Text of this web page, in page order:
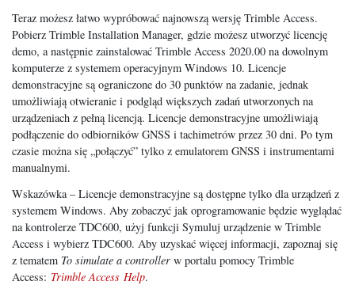
Teraz możesz łatwo wypróbować najnowszą wersję Trimble Access.
Pobierz Trimble Installation Manager, gdzie możesz utworzyć licencję
demo, a następnie zainstalować Trimble Access 2020.00 na dowolnym
komputerze z systemem operacyjnym Windows 10. Licencje
demonstracyjne są ograniczone do 30 punktów na zadanie, jednak
umożliwiają otwieranie i podgląd większych zadań utworzonych na
urządzeniach z pełną licencją. Licencje demonstracyjne umożliwiają
podłączenie do odbiorników GNSS i tachimetrów przez 30 dni. Po tym
czasie można się „połączyć” tylko z emulatorem GNSS i instrumentami
manualnymi.
Wskazówka – Licencje demonstracyjne są dostępne tylko dla urządzeń z
systemem Windows. Aby zobaczyć jak oprogramowanie będzie wyglądać
na kontrolerze TDC600, użyj funkcji Symuluj urządzenie w Trimble
Access i wybierz TDC600. Aby uzyskać więcej informacji, zapoznaj się
z tematem To simulate a controller w portalu pomocy Trimble
Access: Trimble Access Help.